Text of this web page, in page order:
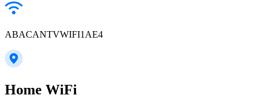
ABACANTVWIFI1AE4
Home WiFi